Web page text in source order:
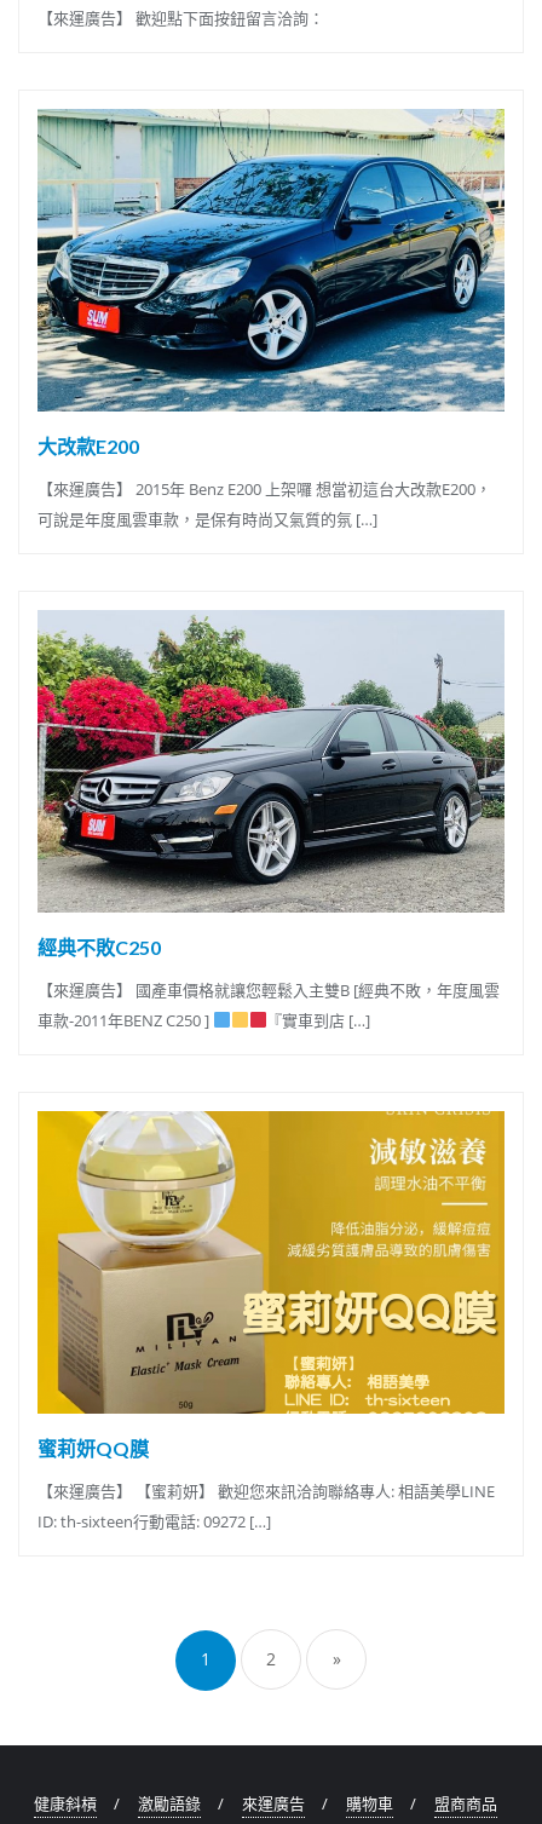
【來運廣告】 歡迎點下面按鈕留言洽詢：
大改款E200
【來運廣告】 2015年 Benz E200 上架囉 想當初這台大改款E200，
可說是年度風雲車款，是保有時尚又氣質的氛 […]
經典不敗C250
【來運廣告】 國產車價格就讓您輕鬆入主雙B [經典不敗，年度風雲
車款-2011年BENZ C250 ]
『實車到店 […]
蜜莉妍QQ膜
【來運廣告】 【蜜莉妍】 歡迎您來訊洽詢聯絡專人: 相語美學LINE
ID: th-sixteen行動電話: 09272 […]
章
導
覽
1 2 »
健康斜槓 激勵語錄 來運廣告 購物車 盟商商品